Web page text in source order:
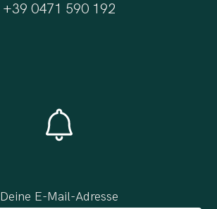
+39 0471 590 192
Deine E-Mail-Adresse